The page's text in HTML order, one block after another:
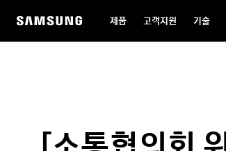
제품 고객지원 기술